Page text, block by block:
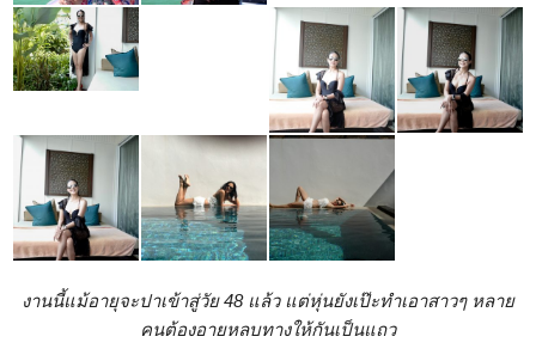
งานนี้แม้อายุจะปาเข้าสู่วัย 48 แล้ว แต่หุ่นยังเป๊ะทำเอาสาวๆ หลาย
คนต้องอายหลบทางให้กันเป็นแถว